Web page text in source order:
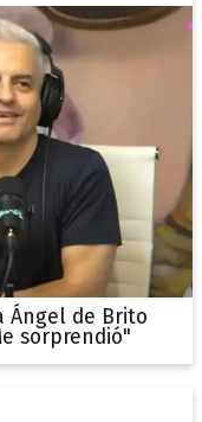
Ángel de Brito
sorprendió"